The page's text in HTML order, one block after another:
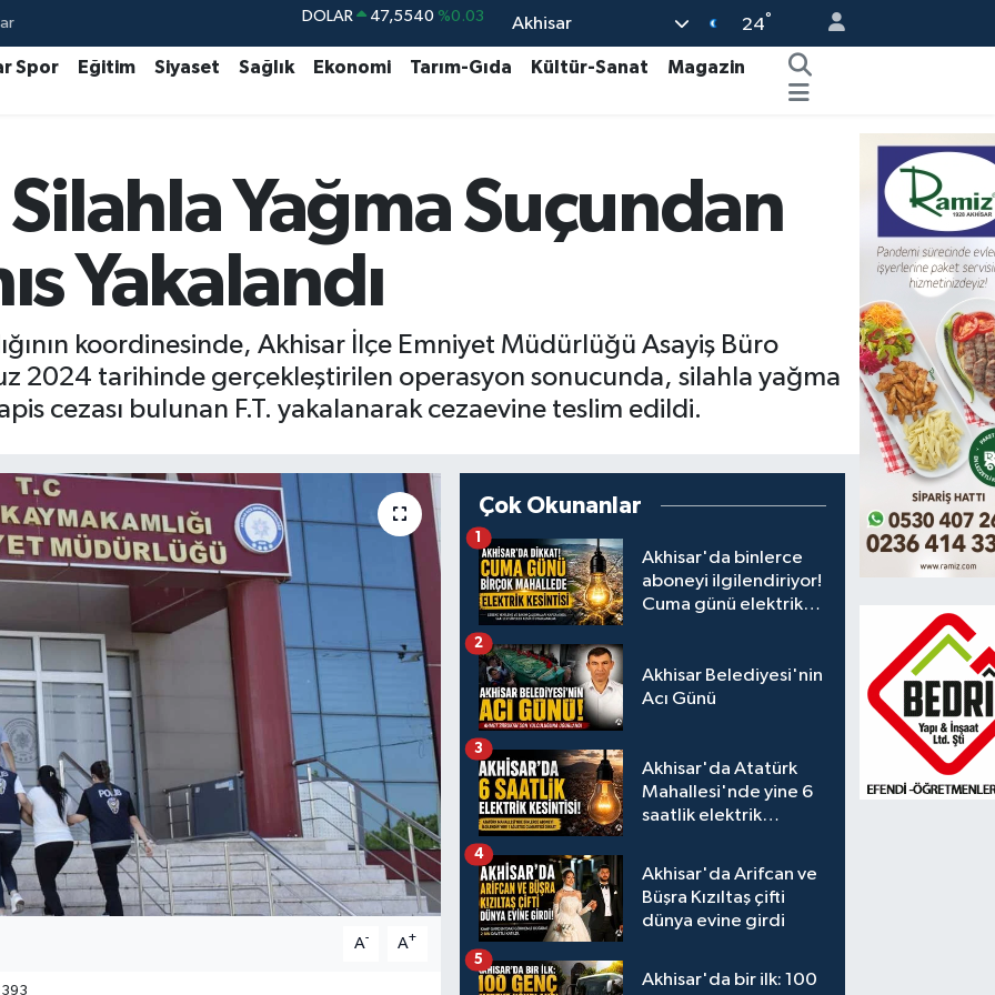
EURO 54,8397 %0.17
STERLİN 63,9882 %0.16
BITCOIN %0.33
DOLAR 47,5540 %0.03
Akhisar 24°
Spor Eğitim Siyaset Sağlık Ekonomi Tarım-Gıda Kültür-Sanat
Magazin
Yağma Suçundan
Yakalandı
koordinesinde, Akhisar İlçe Emniyet Müdürlüğü Asayiş Büro
2024 tarihinde gerçekleştirilen operasyon sonucunda, silahla yağma
cezası bulunan F.T. yakalanarak cezaevine teslim edildi.
A- A+
Çok Okunanlar
Akhisar'da binlerce
aboneyi ilgilendiriyor!
Cuma günü elektrik
1
Akhisar Belediyesi'nin
Acı Günü
2
Akhisar'da Atatürk
Mahallesi'nde yine 6
saatlik elektrik
3
Akhisar'da Arifcan ve
Büşra Kızıltaş çifti
dünya evine girdi
4
Akhisar'da bir ilk: 100
5